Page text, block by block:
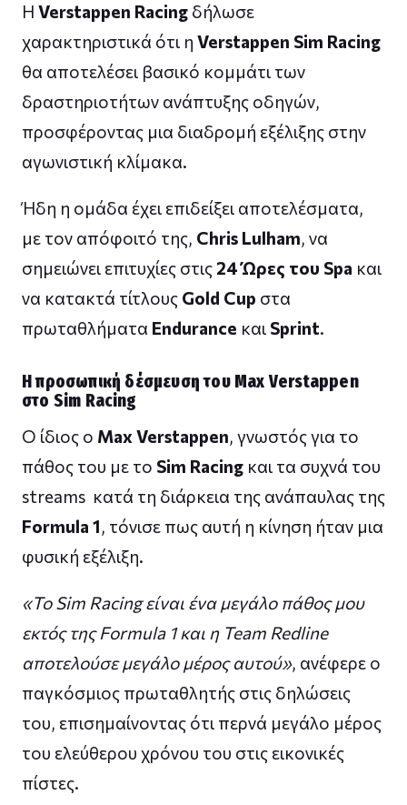
Η Verstappen Racing δήλωσε
χαρακτηριστικά ότι η Verstappen Sim Racing
θα αποτελέσει βασικό κομμάτι των
δραστηριοτήτων ανάπτυξης οδηγών,
προσφέροντας μια διαδρομή εξέλιξης στην
αγωνιστική κλίμακα.
Ήδη η ομάδα έχει επιδείξει αποτελέσματα,
με τον απόφοιτό της, Chris Lulham, να
σημειώνει επιτυχίες στις 24 Ώρες του Spa και
να κατακτά τίτλους Gold Cup στα
πρωταθλήματα Endurance και Sprint.
Η προσωπική δέσμευση του Max Verstappen
στο Sim Racing
Ο ίδιος ο Max Verstappen, γνωστός για το
πάθος του με το Sim Racing και τα συχνά του
streams κατά τη διάρκεια της ανάπαυλας της
Formula 1, τόνισε πως αυτή η κίνηση ήταν μια
φυσική εξέλιξη.
«Το Sim Racing είναι ένα μεγάλο πάθος μου
εκτός της Formula 1 και η Team Redline
αποτελούσε μεγάλο μέρος αυτού», ανέφερε ο
παγκόσμιος πρωταθλητής στις δηλώσεις
του, επισημαίνοντας ότι περνά μεγάλο μέρος
του ελεύθερου χρόνου του στις εικονικές
πίστες.